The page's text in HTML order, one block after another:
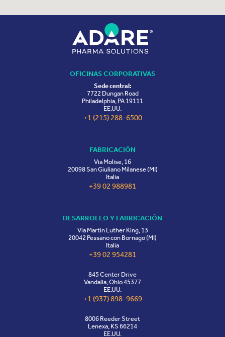
OFICINAS CORPORATIVAS
Sede central:
7722 Dungan Road
Philadelphia, PA 19111
EE.UU.
+1 (215) 288-6500
FABRICACIÓN
Via Molise, 16
20098 San Giuliano Milanese (MI)
Italia
+39 02 988981
DESARROLLO Y FABRICACIÓN
Via Martin Luther King, 13
20042 Pessano con Bornago (MI)
Italia
+39 02 954281
845 Center Drive
Vandalia, Ohio 45377
EE.UU.
+1 (937) 898-9669
8006 Reeder Street
Lenexa, KS 66214
EE.UU.